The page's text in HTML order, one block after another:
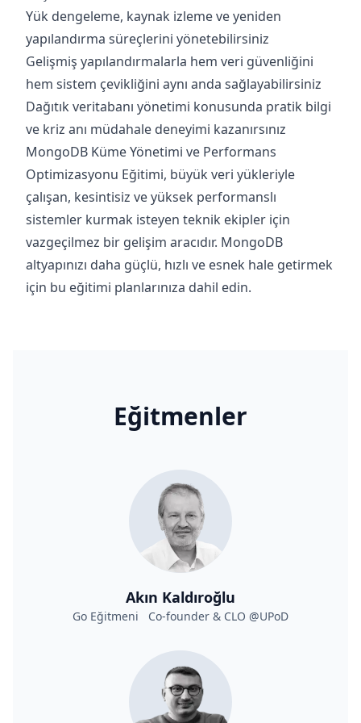
Yük dengeleme, kaynak izleme ve yeniden
yapılandırma süreçlerini yönetebilirsiniz
Gelişmiş yapılandırmalarla hem veri güvenliğini
hem sistem çevikliğini aynı anda sağlayabilirsiniz
Dağıtık veritabanı yönetimi konusunda pratik bilgi
ve kriz anı müdahale deneyimi kazanırsınız
MongoDB Küme Yönetimi ve Performans
Optimizasyonu Eğitimi, büyük veri yükleriyle
çalışan, kesintisiz ve yüksek performanslı
sistemler kurmak isteyen teknik ekipler için
vazgeçilmez bir gelişim aracıdır. MongoDB
altyapınızı daha güçlü, hızlı ve esnek hale getirmek
için bu eğitimi planlarınıza dahil edin.
Eğitmenler
Akın Kaldıroğlu
Go Eğitmeni Co-founder & CLO @UPoD